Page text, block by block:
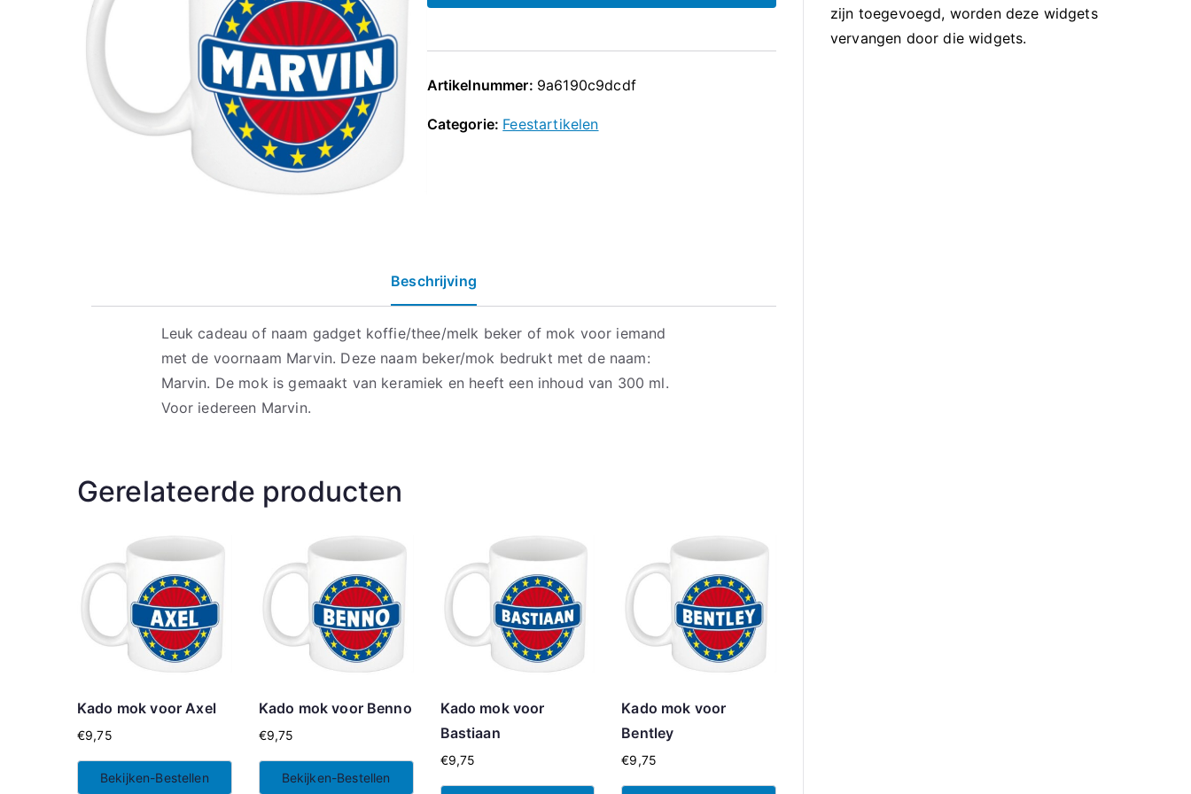
Artikelnummer: 9a6190c9dcdf
Categorie: Feestartikelen
Beschrijving
Leuk cadeau of naam gadget koffie/thee/melk beker of mok voor iemand
met de voornaam Marvin. Deze naam beker/mok bedrukt met de naam:
Marvin. De mok is gemaakt van keramiek en heeft een inhoud van 300 ml.
Voor iedereen Marvin.
Gerelateerde producten
Kado mok voor Axel
€9,75
Bekijken-Bestellen
Kado mok voor Benno
€9,75
Bekijken-Bestellen
Kado mok voor
Bastiaan
€9,75
Kado mok voor
Bentley
€9,75
zijn toegevoegd, worden deze widgets
vervangen door die widgets.